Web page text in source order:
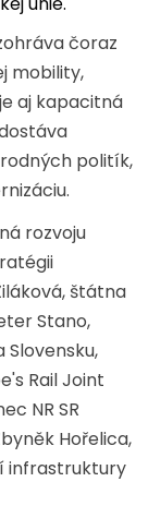
čoraz
mobility,
aj kapacitná
politík,
rozvoju
štátna
Stano,
Slovensku,
Rail Joint
NR SR
Hořelica,
infrastruktury